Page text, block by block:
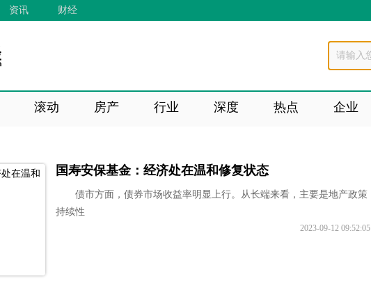
资讯 财经
滚动 房产 行业 深度 热点 企业
国寿安保基金：经济处在温和修复状态
债市方面，债券市场收益率明显上行。从长端来看，主要是地产政策
持续性
2023-09-12 09:52:05